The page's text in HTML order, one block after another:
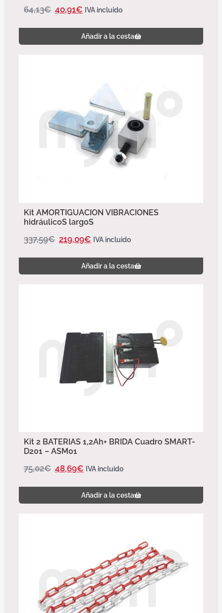
64,13€ 40,91€ IVA incluido
Añadir a la cesta
Kit AMORTIGUACION VIBRACIONES
hidráulicoS largoS
337,59€ 219,09€ IVA incluido
Añadir a la cesta
Kit 2 BATERIAS 1,2Ah+ BRIDA Cuadro SMART-
D201 – ASM01
75,02€ 48,69€ IVA incluido
Añadir a la cesta